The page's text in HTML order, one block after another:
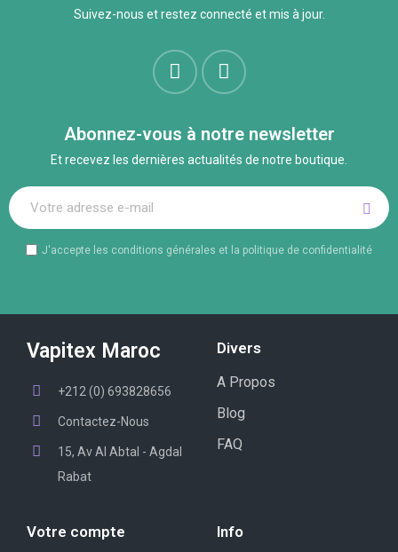
Suivez-nous et restez connecté et mis à jour.
Abonnez-vous à notre newsletter
Et recevez les dernières actualités de notre boutique.
J'accepte les conditions générales et la politique de confidentialité
Vapitex Maroc
+212 (0) 693828656
Contactez-Nous
15, Av Al Abtal - Agdal
Rabat
Divers
A Propos
Blog
FAQ
Votre compte Info